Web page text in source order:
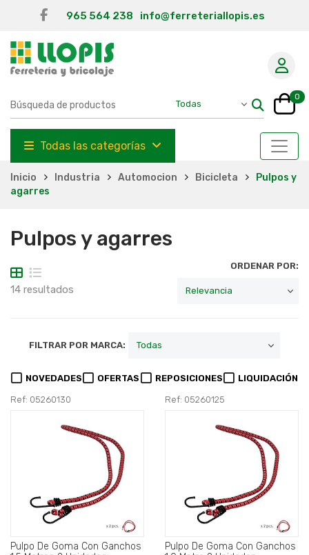
965 564 238 info@ferreteriallopis.es
0
Todas las categorías
Inicio Industria Automocion Bicicleta
Pulpos y
agarres
Pulpos y agarres
14 resultados
ORDENAR POR:
FILTRAR POR MARCA:
NOVEDADES OFERTAS REPOSICIONES LIQUIDACIÓN
Ref: 05260130
Pulpo De Goma Con Ganchos
Ref: 05260125
Pulpo De Goma Con Ganchos